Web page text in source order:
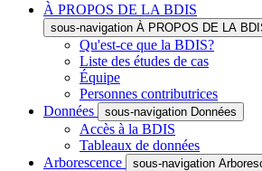
À PROPOS DE LA BDIS
sous-navigation À PROPOS DE LA
Qu'est-ce que la BDIS?
Liste des études de cas
Équipe
Personnes contributrices
Données
sous-navigation Données
Accès à la BDIS
Tableaux de données
Arborescence
sous-navigation